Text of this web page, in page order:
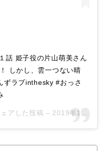
話 姫子役の片山萌美さん
しかし、雲一つない晴
ずラブinthesky #おっさ
アした投稿 – 2019年11月月6日午後6時36分PST